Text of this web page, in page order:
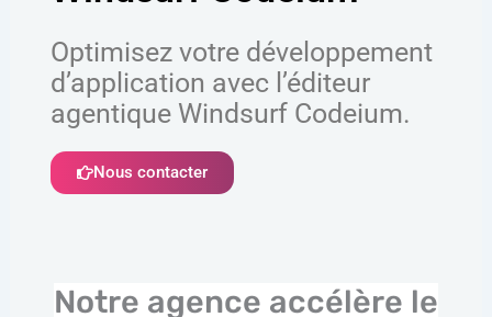
Optimisez votre développement
d’application avec l’éditeur
agentique Windsurf Codeium.
Nous contacter
Notre agence accélère le